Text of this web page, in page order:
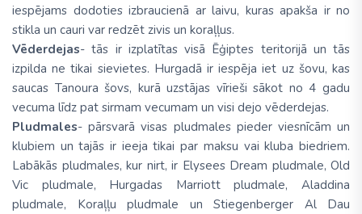
iespējams dodoties izbraucienā ar laivu, kuras apakša ir no
stikla un cauri var redzēt zivis un koraļļus.
Vēderdejas- tās ir izplatītas visā Ēģiptes teritorijā un tās
izpilda ne tikai sievietes. Hurgadā ir iespēja iet uz šovu, kas
saucas Tanoura šovs, kurā uzstājas vīrieši sākot no 4 gadu
vecuma līdz pat sirmam vecumam un visi dejo vēderdejas.
Pludmales- pārsvarā visas pludmales pieder viesnīcām un
klubiem un tajās ir ieeja tikai par maksu vai kluba biedriem.
Labākās pludmales, kur nirt, ir Elysees Dream pludmale, Old
Vic pludmale, Hurgadas Marriott pludmale, Aladdina
pludmale, Koraļļu pludmale un Stiegenberger Al Dau